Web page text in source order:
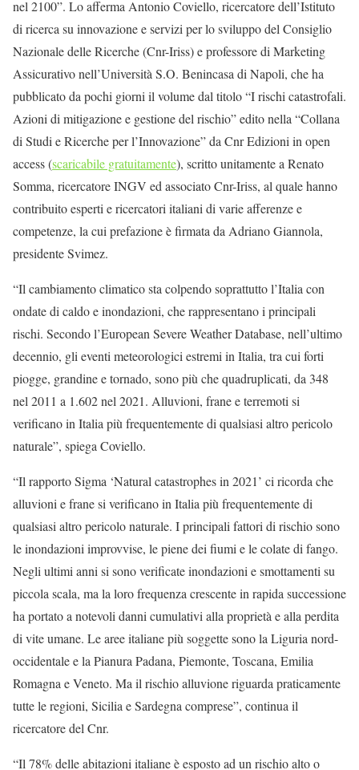
nel 2100”. Lo afferma Antonio Coviello, ricercatore dell’Istituto
di ricerca su innovazione e servizi per lo sviluppo del Consiglio
Nazionale delle Ricerche (Cnr-Iriss) e professore di Marketing
Assicurativo nell’Università S.O. Benincasa di Napoli, che ha
pubblicato da pochi giorni il volume dal titolo “I rischi catastrofali.
Azioni di mitigazione e gestione del rischio” edito nella “Collana
di Studi e Ricerche per l’Innovazione” da Cnr Edizioni in open
access (scaricabile gratuitamente), scritto unitamente a Renato
Somma, ricercatore INGV ed associato Cnr-Iriss, al quale hanno
contribuito esperti e ricercatori italiani di varie afferenze e
competenze, la cui prefazione è firmata da Adriano Giannola,
presidente Svimez.
“Il cambiamento climatico sta colpendo soprattutto l’Italia con
ondate di caldo e inondazioni, che rappresentano i principali
rischi. Secondo l’European Severe Weather Database, nell’ultimo
decennio, gli eventi meteorologici estremi in Italia, tra cui forti
piogge, grandine e tornado, sono più che quadruplicati, da 348
nel 2011 a 1.602 nel 2021. Alluvioni, frane e terremoti si
verificano in Italia più frequentemente di qualsiasi altro pericolo
naturale”, spiega Coviello.
“Il rapporto Sigma ‘Natural catastrophes in 2021’ ci ricorda che
alluvioni e frane si verificano in Italia più frequentemente di
qualsiasi altro pericolo naturale. I principali fattori di rischio sono
le inondazioni improvvise, le piene dei fiumi e le colate di fango.
Negli ultimi anni si sono verificate inondazioni e smottamenti su
piccola scala, ma la loro frequenza crescente in rapida successione
ha portato a notevoli danni cumulativi alla proprietà e alla perdita
di vite umane. Le aree italiane più soggette sono la Liguria nord-
occidentale e la Pianura Padana, Piemonte, Toscana, Emilia
Romagna e Veneto. Ma il rischio alluvione riguarda praticamente
tutte le regioni, Sicilia e Sardegna comprese”, continua il
ricercatore del Cnr.
“Il 78% delle abitazioni italiane è esposto ad un rischio alto o